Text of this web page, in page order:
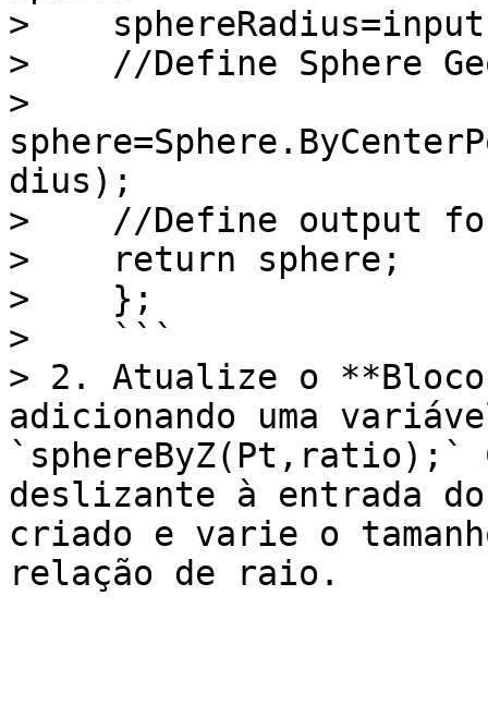
>
>    //Define Sphere
>
dius);
>    //Define output
>    return sphere;
>    };
>    ```
> 2. Atualize o
adicionando uma
`sphereByZ(Pt,ratio);`
deslizante à entrada
criado e varie o